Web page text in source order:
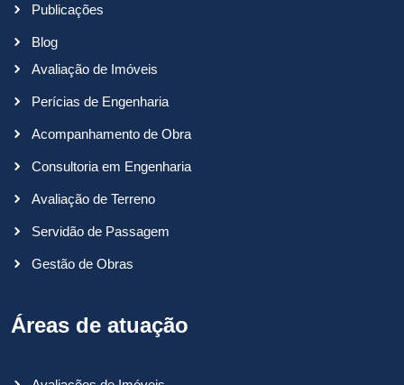
Publicações
Blog
Avaliação de Imóveis
Perícias de Engenharia
Acompanhamento de Obra
Consultoria em Engenharia
Avaliação de Terreno
Servidão de Passagem
Gestão de Obras
Áreas de atuação